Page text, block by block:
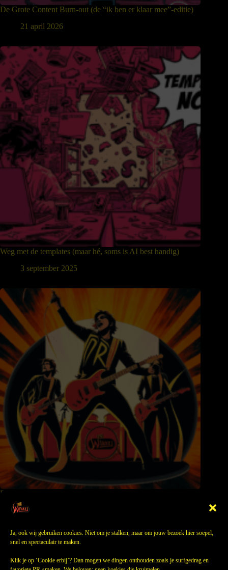
Ja, ook wij gebruiken cookies. Niet om je stalken, maar om jouw bezoek hier soepel,
snel en spectaculair te maken.
Klik je op ‘Cookie erbij’? Dan mogen we dingen onthouden zoals je surfgedrag en
De Grote Content Burn-out (de “ik ben er klaar mee”-editie)
21 april 2026
Weg met de templates (maar hé, soms is AI best handig)
3 september 2025
Rock je boodschap: hoe muziek marketing verpulvert (en
waarom jij dat nodig hebt)